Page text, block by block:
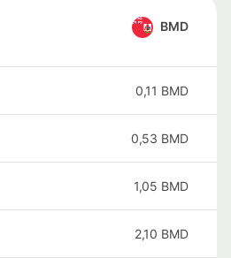
BMD
0,11 BMD
0,53 BMD
1,05 BMD
2,10 BMD